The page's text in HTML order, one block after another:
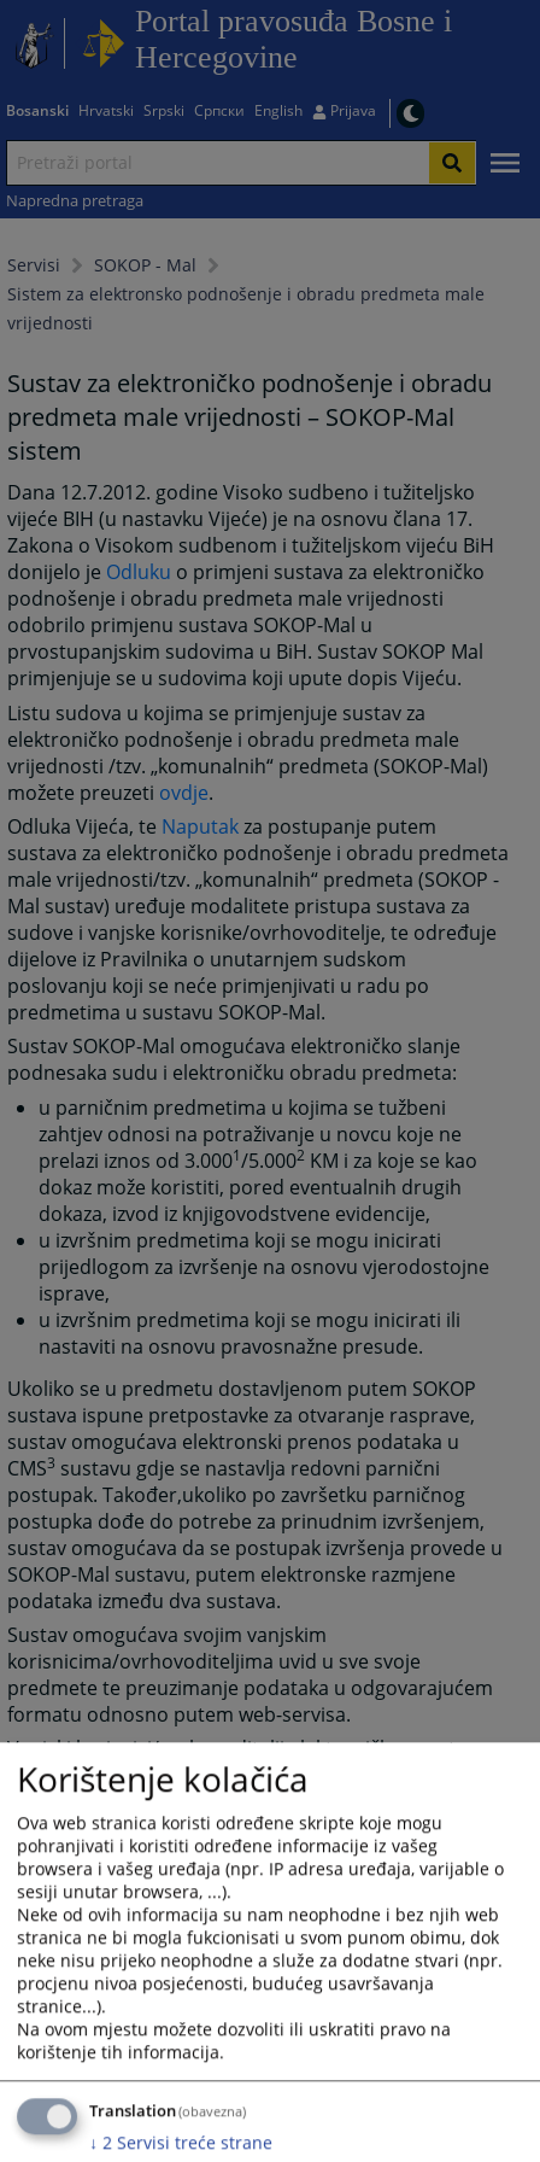
Portal pravosuđa Bosne i
Hercegovine
Bosanski Hrvatski Srpski Српски English Prijava
Napredna pretraga
Servisi
SOKOP - Mal
Sistem za elektronsko podnošenje i obradu predmeta male
vrijednosti
Sustav za elektroničko podnošenje i obradu
predmeta male vrijednosti – SOKOP-Mal
sistem
Dana 12.7.2012. godine Visoko sudbeno i tužiteljsko
vijeće BIH (u nastavku Vijeće) je na osnovu člana 17.
Zakona o Visokom sudbenom i tužiteljskom vijeću BiH
donijelo je Odluku o primjeni sustava za elektroničko
podnošenje i obradu predmeta male vrijednosti
odobrilo primjenu sustava SOKOP-Mal u
prvostupanjskim sudovima u BiH. Sustav SOKOP Mal
primjenjuje se u sudovima koji upute dopis Vijeću.
Listu sudova u kojima se primjenjuje sustav za
elektroničko podnošenje i obradu predmeta male
vrijednosti /tzv. „komunalnih“ predmeta (SOKOP-Mal)
možete preuzeti ovdje.
Odluka Vijeća, te Naputakza postupanje putem
sustava za elektroničko podnošenje i obradu predmeta
male vrijednosti/tzv. „komunalnih“ predmeta (SOKOP -
Mal sustav) uređuje modalitete pristupa sustava za
sudove i vanjske korisnike/ovrhovoditelje, te određuje
dijelove iz Pravilnika o unutarnjem sudskom
poslovanju koji se neće primjenjivati u radu po
predmetima u sustavu SOKOP-Mal.
Sustav SOKOP-Mal omogućava elektroničko slanje
podnesaka sudu i elektroničku obradu predmeta:
u parničnim predmetima u kojima se tužbeni
zahtjev odnosi na potraživanje u novcu koje ne
prelazi iznos od 3.0001/5.0002KM i za koje se kao
dokaz može koristiti, pored eventualnih drugih
dokaza, izvod iz knjigovodstvene evidencije,
u izvršnim predmetima koji se mogu inicirati
prijedlogom za izvršenje na osnovu vjerodostojne
isprave,
u izvršnim predmetima koji se mogu inicirati ili
nastaviti na osnovu pravosnažne presude.
Ukoliko se u predmetu dostavljenom putem SOKOP
sustava ispune pretpostavke za otvaranje rasprave,
sustav omogućava elektronski prenos podataka u
CMS3 sustavu gdje se nastavlja redovni parnični
postupak. Također,ukoliko po završetku parničnog
postupka dođe do potrebe za prinudnim izvršenjem,
sustav omogućava da se postupak izvršenja provede u
SOKOP-Mal sustavu, putem elektronske razmjene
podataka između dva sustava.
Sustav omogućava svojim vanjskim
korisnicima/ovrhovoditeljima uvid u sve svoje
predmete te preuzimanje podataka u odgovarajućem
formatu odnosno putem web-servisa.
Vanjski korisnici/ovrhovoditelji elektroničkog sustava
pristupaju SOKOP Mal sustavu putem sigurne internet
konekcije i njihova identifikacija se vrši temeljem
korisničkog imena i lozinke kao i dodatne
autentifikacije na osnovu elektroničke potvrde.
Tehničke pretpostavke za korištenje sustava su:
Kvalificirana elektronička potvrda čija je validnost
priznata u BiH u skladu sa članom 24. stavka 1.
Zakona o elektroničkom potpisu Bosne i
Hercegovine („Službeni glasnik Bosne i
Hercegovine“, broj 91/06) i
Internet konekcija (preporučena je minimalna
brzina od 1 Mbps).
Svi podnesci vanjskih korisnika poslani putem
elektroničkog sustava moraju zadovoljavati tehničke
Korištenje kolačića
Ova web stranica koristi određene skripte koje mogu
pohranjivati i koristiti određene informacije iz vašeg
browsera i vašeg uređaja (npr. IP adresa uređaja, varijable o
sesiji unutar browsera, ...).
Neke od ovih informacija su nam neophodne i bez njih web
stranica ne bi mogla fukcionisati u svom punom obimu, dok
neke nisu prijeko neophodne a služe za dodatne stvari (npr.
procjenu nivoa posjećenosti, budućeg usavršavanja
stranice...).
Na ovom mjestu možete dozvoliti ili uskratiti pravo na
korištenje tih informacija.
Translation(obavezna)
↓ 2 Servisi treće strane